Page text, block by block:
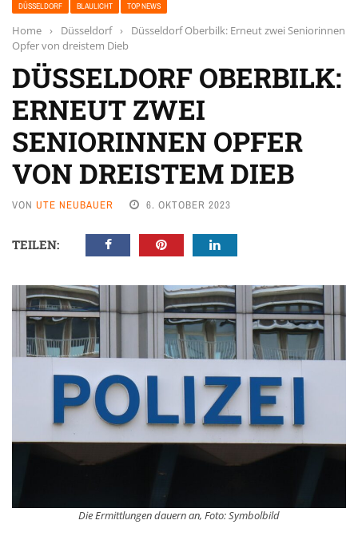
DÜSSELDORF BLAULICHT TOP NEWS
Home › Düsseldorf ›
Düsseldorf Oberbilk: Erneut zwei Seniorinnen
Opfer von dreistem Dieb
DÜSSELDORF OBERBILK:
ERNEUT ZWEI
SENIORINNEN OPFER
VON DREISTEM DIEB
VON UTE NEUBAUER 6. OKTOBER 2023
TEILEN:
Die Ermittlungen dauern an, Foto: Symbolbild